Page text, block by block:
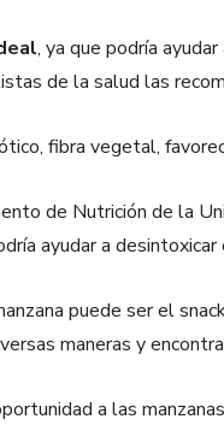
, ya que podría
de la salud las
fibra vegetal,
de Nutrición de la
ayudar a
puede ser el
maneras y
a las